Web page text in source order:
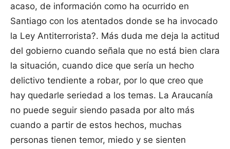
acaso, de información como ha ocurrido en
Santiago con los atentados donde se ha invocado
la Ley Antiterrorista?. Más duda me deja la actitud
del gobierno cuando señala que no está bien clara
la situación, cuando dice que sería un hecho
delictivo tendiente a robar, por lo que creo que
hay quedarle seriedad a los temas. La Araucanía
no puede seguir siendo pasada por alto más
cuando a partir de estos hechos, muchas
personas tienen temor, miedo y se sienten